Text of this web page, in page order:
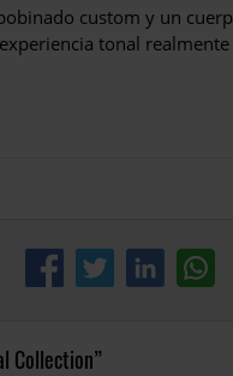
custom y un
tonal
Collection